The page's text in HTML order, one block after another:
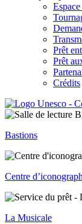
Espace
Prêt
Prêt
Crédits
Bastions
Centre
La Musicale